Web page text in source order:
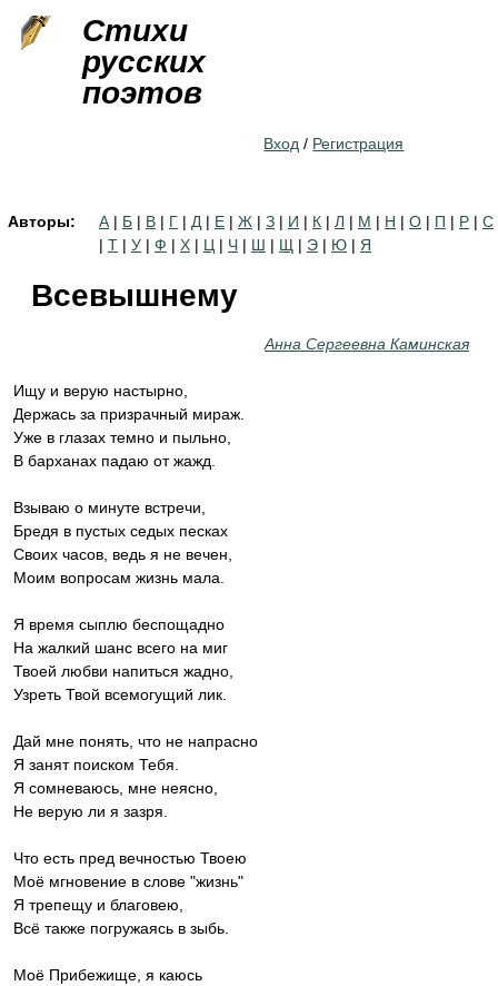
Стихи
русских
поэтов
Вход / Регистрация
Авторы: А | Б | В | Г | Д | Е | Ж | З | И | К | Л | М | Н | О | П | Р | С
| Т | У | Ф | Х | Ц | Ч | Ш | Щ | Э | Ю | Я
Всевышнему
Анна Сергеевна Каминская
Ищу и верую настырно,
Держась за призрачный мираж.
Уже в глазах темно и пыльно,
В барханах падаю от жажд.
Взываю о минуте встречи,
Бредя в пустых седых песках
Своих часов, ведь я не вечен,
Моим вопросам жизнь мала.
Я время сыплю беспощадно
На жалкий шанс всего на миг
Твоей любви напиться жадно,
Узреть Твой всемогущий лик.
Дай мне понять, что не напрасно
Я занят поиском Тебя.
Я сомневаюсь, мне неясно,
Не верую ли я зазря.
Что есть пред вечностью Твоею
Моё мгновение в слове "жизнь"
Я трепещу и благовею,
Всё также погружаясь в зыбь.
Моё Прибежище, я каюсь